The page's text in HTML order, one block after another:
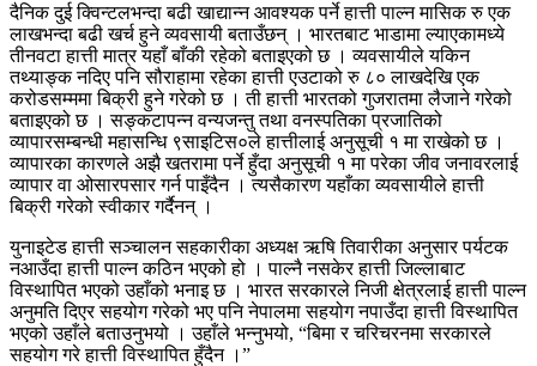
दैनिक दुई क्विन्टलभन्दा बढी खाद्यान्न आवश्यक पर्ने हात्ती पाल्न मासिक रु एक
लाखभन्दा बढी खर्च हुने व्यवसायी बताउँछन् । भारतबाट भाडामा ल्याएकामध्ये
तीनवटा हात्ती मात्र यहाँ बाँकी रहेको बताइएको छ । व्यवसायीले यकिन
तथ्याङ्क नदिए पनि सौराहामा रहेका हात्ती एउटाको रु ८० लाखदेखि एक
करोडसम्ममा बिक्री हुने गरेको छ । ती हात्ती भारतको गुजरातमा लैजाने गरेको
बताइएको छ । सङ्कटापन्न वन्यजन्तु तथा वनस्पतिका प्रजातिको
व्यापारसम्बन्धी महासन्धि ९साइटिस०ले हात्तीलाई अनुसूची १ मा राखेको छ ।
व्यापारका कारणले अझै खतरामा पर्ने हुँदा अनुसूची १ मा परेका जीव जनावरलाई
व्यापार वा ओसारपसार गर्न पाइँदैन । त्यसैकारण यहाँका व्यवसायीले हात्ती
बिक्री गरेको स्वीकार गर्दैनन् ।
युनाइटेड हात्ती सञ्चालन सहकारीका अध्यक्ष ऋषि तिवारीका अनुसार पर्यटक
नआउँदा हात्ती पाल्न कठिन भएको हो । पाल्नै नसकेर हात्ती जिल्लाबाट
विस्थापित भएको उहाँको भनाइ छ । भारत सरकारले निजी क्षेत्रलाई हात्ती पाल्न
अनुमति दिएर सहयोग गरेको भए पनि नेपालमा सहयोग नपाउँदा हात्ती विस्थापित
भएको उहाँले बताउनुभयो । उहाँले भन्नुभयो, “बिमा र चरिचरनमा सरकारले
सहयोग गरे हात्ती विस्थापित हुँदैन ।”